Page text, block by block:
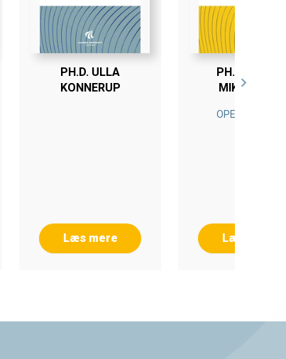
PH.D. ULLA
KONNERUP
Læs mere
PH.D. MARIE
MIKKELSEN
OPEN ACCESS
Læs mere